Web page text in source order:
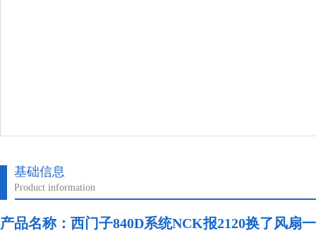
基础信息
Product information
产品名称： 西门子840D系统NCK报2120换了风扇